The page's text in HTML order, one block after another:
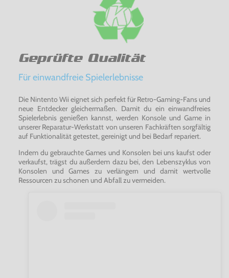
Geprüfte Qualität
Für einwandfreie Spielerlebnisse
Die Nintento Wii eignet sich perfekt für Retro-Gaming-Fans und
neue Entdecker gleichermaßen. Damit du ein einwandfreies
Spielerlebnis genießen kannst, werden Konsole und Game in
unserer Reparatur-Werkstatt von unseren Fachkräften sorgfältig
auf Funktionalität getestet, gereinigt und bei Bedarf repariert.
Indem du gebrauchte Games und Konsolen bei uns kaufst oder
verkaufst, trägst du außerdem dazu bei, den Lebenszyklus von
Konsolen und Games zu verlängern und damit wertvolle
Ressourcen zu schonen und Abfall zu vermeiden.